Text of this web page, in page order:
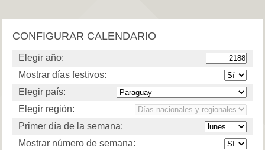
CONFIGURAR CALENDARIO
Elegir año:
Mostrar días festivos:
Elegir país:
Elegir región:
Primer día de la semana:
Mostrar número de semana: